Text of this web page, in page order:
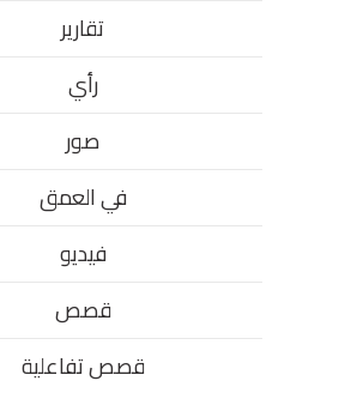
تقارير
رأي
صور
في العمق
فيديو
قصص
قصص تفاعلية